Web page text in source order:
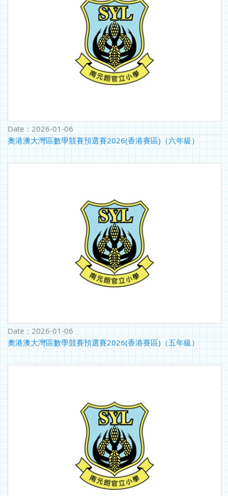
Date： 2026-01-06
奧港澳大灣區數學競賽預選賽2026(香港賽區)（六年級）
Date： 2026-01-06
奧港澳大灣區數學競賽預選賽2026(香港賽區)（五年級）